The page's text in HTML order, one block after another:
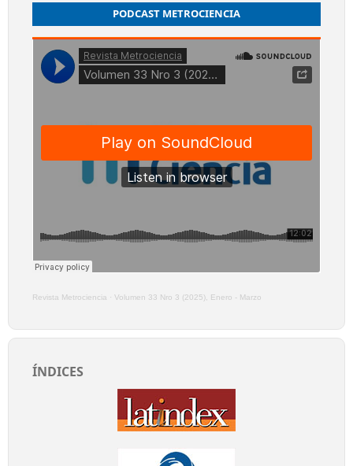
PODCAST METROCIENCIA
Revista Metrociencia · Volumen 33 Nro 3 (2025), Enero - Marzo
ÍNDICES